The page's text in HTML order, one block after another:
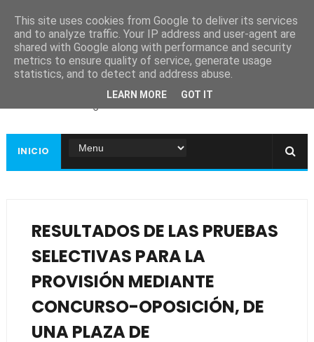
Ayuntamiento de
Guadiana
INICIO
RESULTADOS DE LAS PRUEBAS
SELECTIVAS PARA LA
PROVISIÓN MEDIANTE
CONCURSO-OPOSICIÓN, DE
UNA PLAZA DE
This site uses cookies from Google to deliver its services
and to analyze traffic. Your IP address and user-agent are
shared with Google along with performance and security
metrics to ensure quality of service, generate usage
statistics, and to detect and address abuse.
LEARN MORE GOT IT